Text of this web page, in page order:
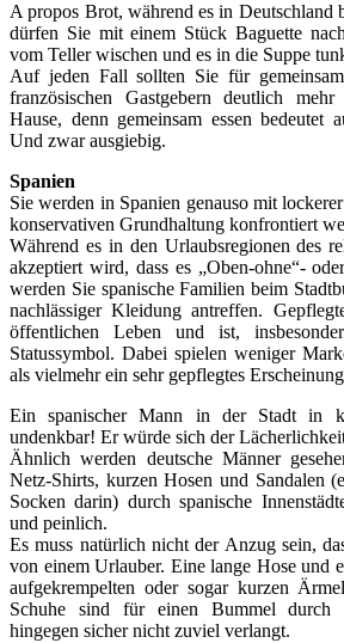
A propos Brot, während es in Deutschland
dürfen Sie mit einem Stück Baguette
vom Teller wischen und es in die Suppe
Auf jeden Fall sollten Sie für
französischen Gastgebern deutlich
Hause, denn gemeinsam essen bedeutet
Und zwar ausgiebig.
Spanien
Sie werden in Spanien genauso mit
konservativen Grundhaltung konfrontiert
Während es in den Urlaubsregionen des
akzeptiert wird, dass es „Oben-ohne“-
werden Sie spanische Familien beim
nachlässiger Kleidung antreffen.
öffentlichen Leben und ist,
Statussymbol. Dabei spielen weniger
als vielmehr ein sehr gepflegtes
Ein spanischer Mann in der Stadt in
undenkbar! Er würde sich der
Ähnlich werden deutsche Männer
Netz-Shirts, kurzen Hosen und Sandalen
Socken darin) durch spanische
und peinlich.
Es muss natürlich nicht der Anzug sein,
von einem Urlauber. Eine lange Hose und
aufgekrempelten oder sogar kurzen
Schuhe sind für einen Bummel durch
hingegen sicher nicht zuviel verlangt.